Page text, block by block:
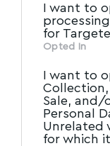
I want to
for
Opted In
I want to
Collection,
Sale, and/
Personal
Unrelated
for which